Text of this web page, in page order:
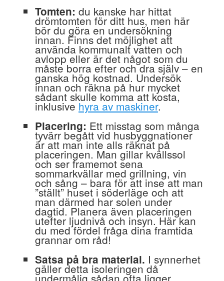
Tomten: du kanske har hittat
drömtomten för ditt hus, men här
bör du göra en undersökning
innan. Finns det möjlighet att
använda kommunalt vatten och
avlopp eller är det något som du
måste borra efter och dra själv – en
ganska hög kostnad. Undersök
innan och räkna på hur mycket
sådant skulle komma att kosta,
inklusivehyra av maskiner.
Placering: Ett misstag som många
tyvärr begått vid husbyggnationer
är att man inte alls räknat på
placeringen. Man gillar kvällssol
och ser framemot sena
sommarkvällar med grillning, vin
och sång – bara för att inse att man
”ställt” huset i söderläge och att
man därmed har solen under
dagtid. Planera även placeringen
utefter ljudnivå och insyn. Här kan
du med fördel fråga dina framtida
grannar om råd!
Satsa på bra material. I synnerhet
gäller detta isoleringen då